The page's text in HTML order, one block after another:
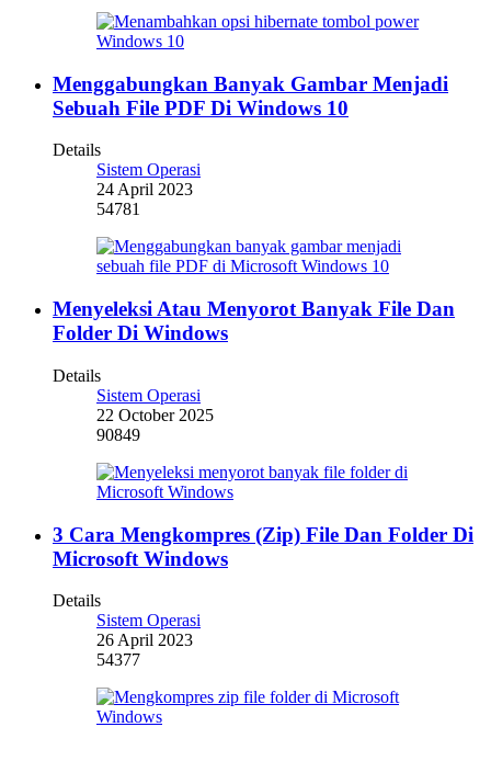
Menggabungkan Banyak Gambar Menjadi
Sebuah File PDF Di Windows 10
Details
Sistem Operasi
24 April 2023
54781
Menyeleksi Atau Menyorot Banyak File Dan
Folder Di Windows
Details
Sistem Operasi
22 October 2025
90849
3 Cara Mengkompres (Zip) File Dan Folder Di
Microsoft Windows
Details
Sistem Operasi
26 April 2023
54377